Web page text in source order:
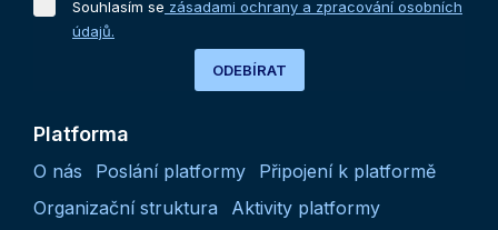
Souhlasím se zásadami ochrany a zpracování osobních
údajů.
ODEBÍRAT
Platforma
O nás Poslání platformy
Připojení k platformě
Organizační struktura
Aktivity platformy